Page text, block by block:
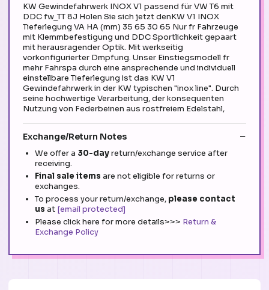
KW Gewindefahrwerk INOX V1 passend für VW T6 mit
DDC fw_TT 8J Holen Sie sich jetzt denKW V1 INOX
Tieferlegung VA HA (mm) 35 65 30 65 Nur fr Fahrzeuge
mit Klemmbefestigung und DDC Sportlichkeit gepaart
mit herausragender Optik. Mit werkseitig
vorkonfigurierter Dmpfung. Unser Einstiegsmodell fr
mehr Fahrspa durch eine ansprechende und individuell
einstellbare Tieferlegung ist das KW V1
Gewindefahrwerk in der KW typischen "inox line". Durch
seine hochwertige Verarbeitung, der konsequenten
Nutzung von Federbeinen aus rostfreiem Edelstahl,
Exchange/Return Notes
We offer a 30-dayreturn/exchange service after
receiving.
Final sale items are not eligible for returns or
exchanges.
To process your return/exchange, please contact
us at [email protected]
Please click here for more details>>> Return &
Exchange Policy